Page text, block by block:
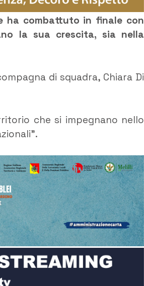
ha combattuto in finale con
la sua crescita, sia nella
di squadra, Chiara Di
che si impegnano nello